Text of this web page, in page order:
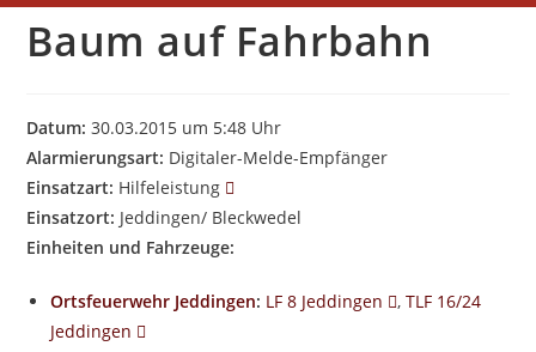
Baum auf Fahrbahn
Datum: 30.03.2015 um 5:48 Uhr
Alarmierungsart: Digitaler-Melde-Empfänger
Einsatzart: Hilfeleistung
Einsatzort: Jeddingen/ Bleckwedel
Einheiten und Fahrzeuge:
Ortsfeuerwehr Jeddingen: LF 8 Jeddingen ,TLF 16/24
Jeddingen